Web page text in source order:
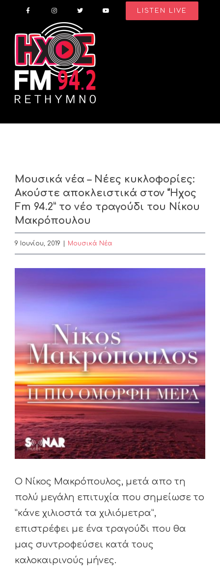
content
LISTEN LIVE
Μουσικά νέα – Νέες κυκλοφορίες:
Ακούστε αποκλειστικά στον “Ήχος
Fm 94.2” το νέο τραγούδι του Νίκου
Μακρόπουλου
9 Ιουνίου, 2019 Μουσικά Νέα
Ο Νίκος Μακρόπουλος, μετά απο τη
πολύ μεγάλη επιτυχία που σημείωσε το
”κάνε χιλιοστά τα χιλιόμετρα”,
επιστρέφει με ένα τραγούδι που θα
μας συντροφεύσει κατά τους
καλοκαιρινούς μήνες.